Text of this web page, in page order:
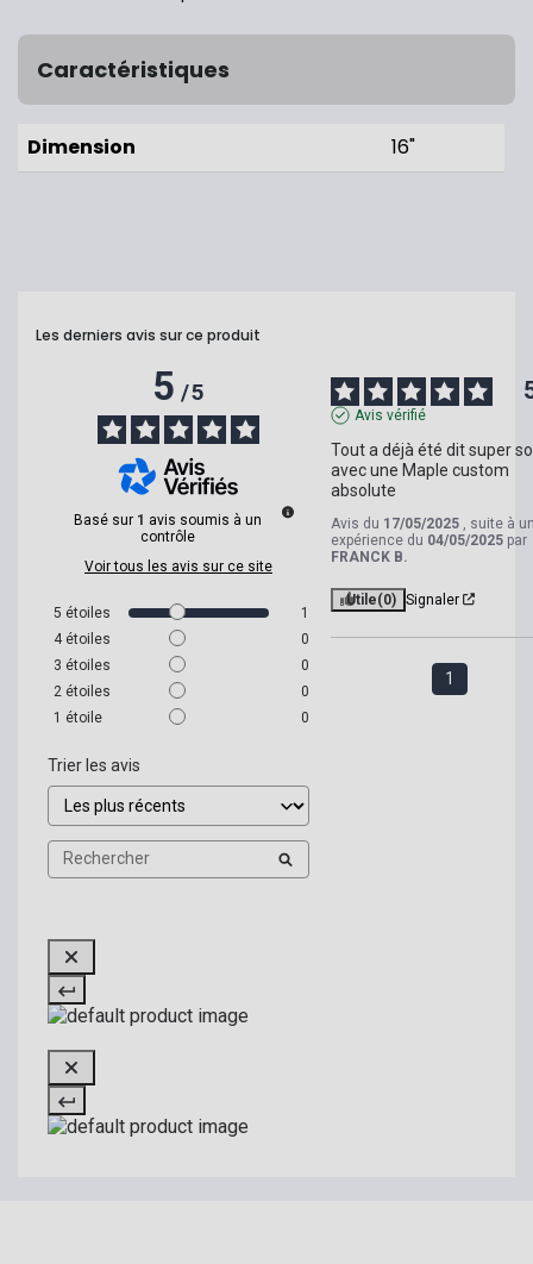
Caractéristiques
Dimension 16"
Les derniers avis sur ce produit
5/5
Basé sur 1 avis soumis à un
contrôle
Voir tous les avis sur ce site
5 étoiles
1
4 étoiles
0
3 étoiles
0
2 étoiles
0
1 étoile 0
Trier les avis
Avis vérifié
Tout a déjà été dit super
avec une Maple custom
absolute
Avis du 17/05/2025
, suite à
expérience du 04/05/2025 par
FRANCK B.
Utile(0) Signaler
1